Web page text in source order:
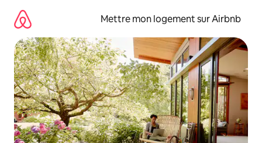
directement
contenu
Mettre mon logement sur Airbnb